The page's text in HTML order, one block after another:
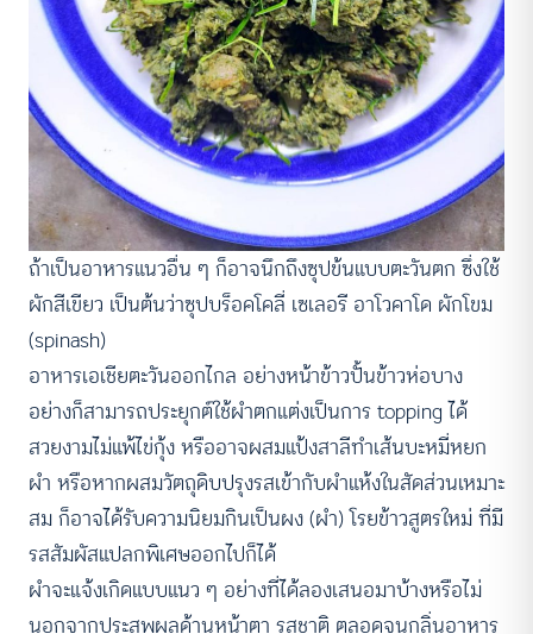
ถ้าเป็นอาหารแนวอื่น ๆ ก็อาจนึกถึงซุปข้นแบบตะวันตก ซึ่งใช้
ผักสีเขียว เป็นต้นว่าซุปบร็อคโคลี่ เซเลอรี อาโวคาโด ผักโขม
(spinash)
อาหารเอเชียตะวันออกไกล อย่างหน้าข้าวปั้นข้าวห่อบาง
อย่างก็สามารถประยุกต์ใช้ผำตกแต่งเป็นการ topping ได้
สวยงามไม่แพ้ไข่กุ้ง หรืออาจผสมแป้งสาลีทำเส้นบะหมี่หยก
ผำ หรือหากผสมวัตถุดิบปรุงรสเข้ากับผำแห้งในสัดส่วนเหมาะ
สม ก็อาจได้รับความนิยมกินเป็นผง (ผำ) โรยข้าวสูตรใหม่ ที่มี
รสสัมผัสแปลกพิเศษออกไปก็ได้
ผำจะแจ้งเกิดแบบแนว ๆ อย่างที่ได้ลองเสนอมาบ้างหรือไม่
นอกจากประสพผลด้านหน้าตา รสชาติ ตลอดจนกลิ่นอาหาร